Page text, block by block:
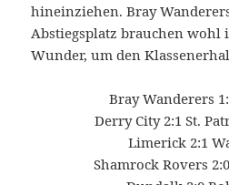
hineinziehen. Bray
Abstiegsplatz brauchen wohl
Wunder, um den
Bray Wanderers
Derry City 2:1 St.
Limerick 2:1
Shamrock Rovers